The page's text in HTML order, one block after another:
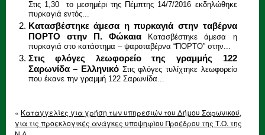
Στις 1,30 το μεσημέρι της Πέμπτης 14/7/2016 εκδηλώθηκε
πυρκαγιά εντός...
Κατασβέστηκε άμεσα η πυρκαγιά στην ταβέρνα
ΠΟΡΤΟ στην Π. Φώκαια
Κατασβέστηκε άμεσα η
πυρκαγιά στο κατάστημα – ψαροταβέρνα “ΠΟΡΤΟ” στην...
Στις φλόγες λεωφορείο της γραμμής 122
Σαρωνίδα – Ελληνικό Στις φλόγες τυλίχτηκε λεωφορείο
που έκανε την γραμμή 122 Σαρωνίδα...
« Καταγγελίες για χρήση των υπηρεσιών του Δήμου Σαρωνικού,
για τις προεκλογικές ανάγκες υποψηφίου Προέδρου της Τ.Ο. της